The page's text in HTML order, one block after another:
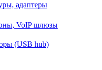
адаптеры
VoIP шлюзы
(USB hub)